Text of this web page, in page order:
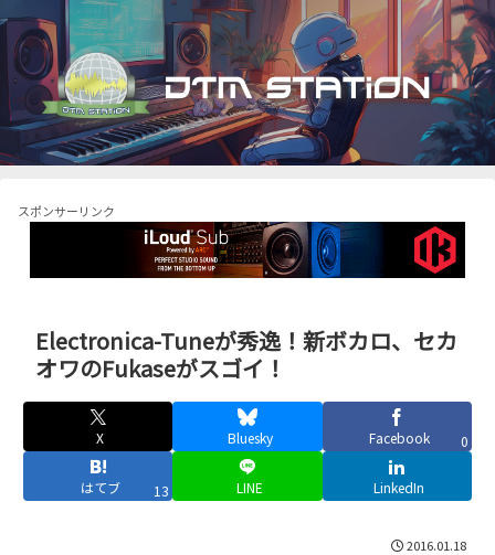
スポンサーリンク
Electronica-Tuneが秀逸！新ボカロ、セカ
オワのFukaseがスゴイ！
X Bluesky Facebook 0
はてブ 13 LINE LinkedIn
2016.01.18